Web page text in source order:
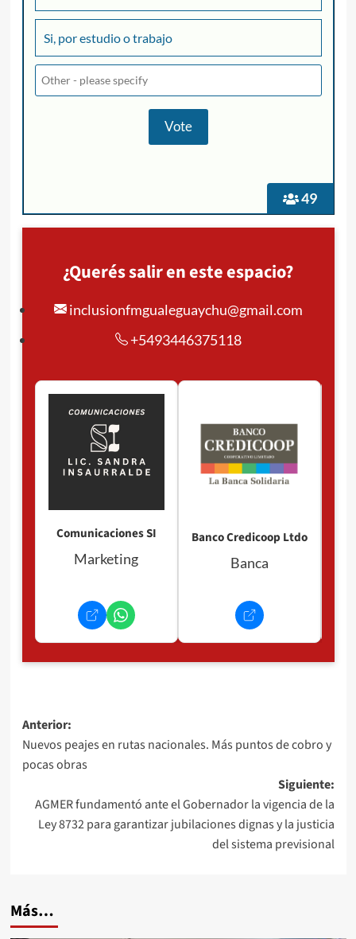
49
Si, por estudio o trabajo
¿Querés salir en este espacio?
inclusionfmgualeguaychu@gmail.com
+5493446375118
Comunicaciones SI
Marketing
Banco Credicoop Ltdo
Banca
Navegación
de
entradas
Anterior:
Nuevos peajes en rutas nacionales. Más puntos de cobro y
pocas obras
Siguiente:
AGMER fundamentó ante el Gobernador la vigencia de la
Ley 8732 para garantizar jubilaciones dignas y la justicia
del sistema previsional
Más…